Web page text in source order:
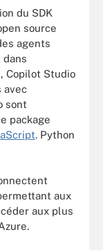
du SDK
source
agents
dans
Copilot Studio
avec
sont
package
. Python
aux
aux plus